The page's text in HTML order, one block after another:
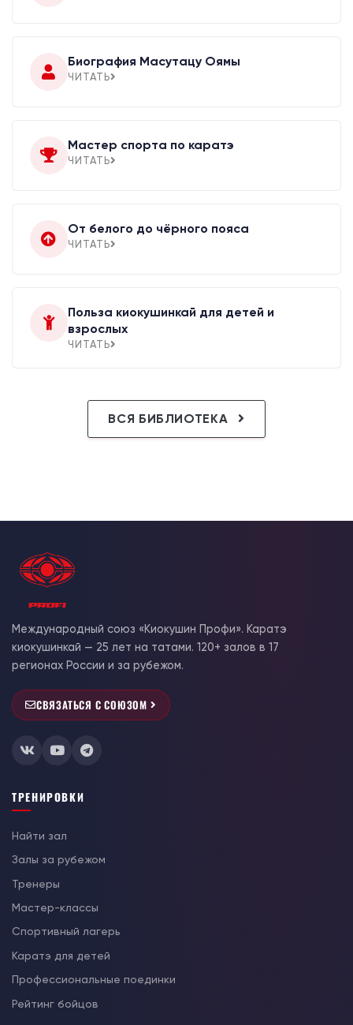
Биография Масутацу Оямы
ЧИТАТЬ
Мастер спорта по каратэ
ЧИТАТЬ
От белого до чёрного пояса
ЧИТАТЬ
Польза киокушинкай для детей и
взрослых
ЧИТАТЬ
ВСЯ БИБЛИОТЕКА
Международный союз «Киокушин Профи». Каратэ
киокушинкай — 25 лет на татами. 120+ залов в 17
регионах России и за рубежом.
СВЯЗАТЬСЯ С СОЮЗОМ
ТРЕНИРОВКИ
Найти зал
Залы за рубежом
Тренеры
Мастер-классы
Спортивный лагерь
Каратэ для детей
Профессиональные поединки
Рейтинг бойцов